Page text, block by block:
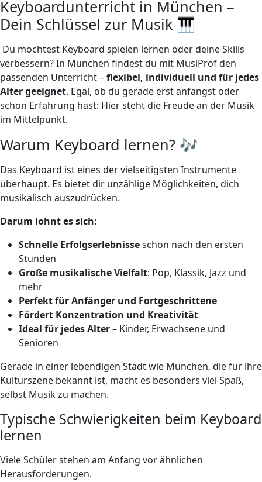
Keyboardunterricht in München –
Dein Schlüssel zur Musik 🎹
Du möchtest Keyboard spielen lernen oder deine Skills
verbessern? In München findest du mit MusiProf den
passenden Unterricht –flexibel, individuell und für jedes
Alter geeignet. Egal, ob du gerade erst anfängst oder
schon Erfahrung hast: Hier steht die Freude an der Musik
im Mittelpunkt.
Warum Keyboard lernen? 🎶
Das Keyboard ist eines der vielseitigsten Instrumente
überhaupt. Es bietet dir unzählige Möglichkeiten, dich
musikalisch auszudrücken.
Darum lohnt es sich:
Schnelle Erfolgserlebnisseschon nach den ersten
Stunden
Große musikalische Vielfalt: Pop, Klassik, Jazz und
mehr
Perfekt für Anfänger und Fortgeschrittene
Fördert Konzentration und Kreativität
Ideal für jedes Alter– Kinder, Erwachsene und
Senioren
Gerade in einer lebendigen Stadt wie München, die für ihre
Kulturszene bekannt ist, macht es besonders viel Spaß,
selbst Musik zu machen.
Typische Schwierigkeiten beim Keyboard
lernen
Viele Schüler stehen am Anfang vor ähnlichen
Herausforderungen.